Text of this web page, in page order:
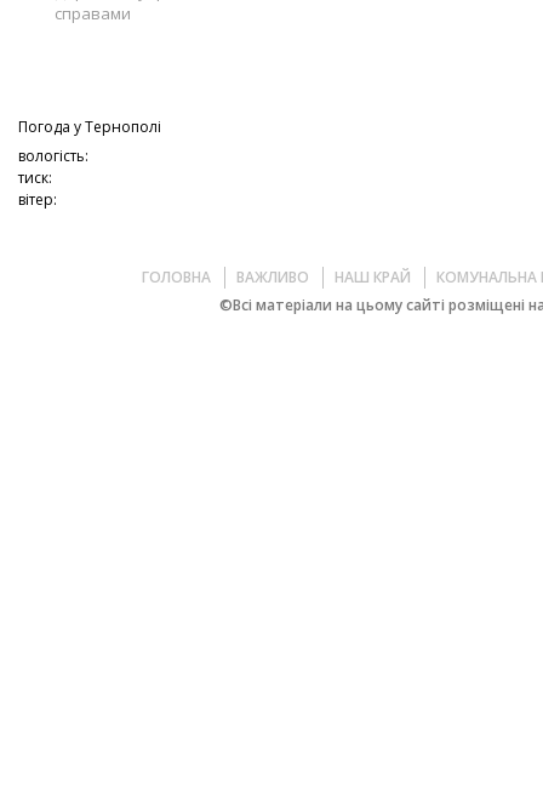
справами
Погода уТернополі
вологість:
тиск:
вітер:
ГОЛОВНА ВАЖЛИВО НАШ КРАЙ
КОМУНАЛЬНА
©Всі матеріали на цьому сайті розміщені